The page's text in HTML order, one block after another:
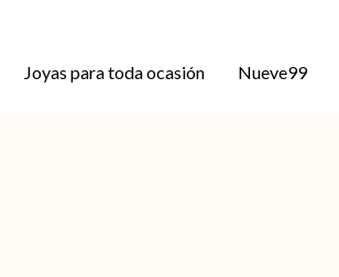
Joyas para toda ocasión Nueve99